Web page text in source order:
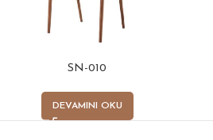
SN-010
DEVAMINI OKU